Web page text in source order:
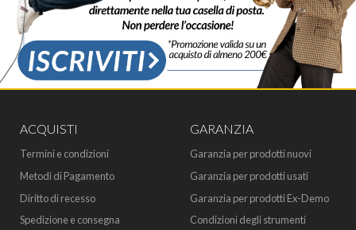
ACQUISTI
Termini e condizioni
Metodi di Pagamento
Diritto di recesso
Spedizione e consegna
GARANZIA
Garanzia per prodotti nuovi
Garanzia per prodotti usati
Garanzia per prodotti Ex-Demo
Condizioni degli strumenti